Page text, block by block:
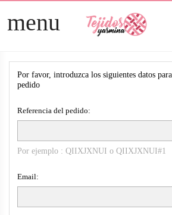
menu
arrow_right
TELAS
arrow_right
Por favor, introduzca los siguientes datos
pedido
Referencia del pedido:
Por ejemplo : QIIXJXNUI o QIIXJXNUI#1
Email: